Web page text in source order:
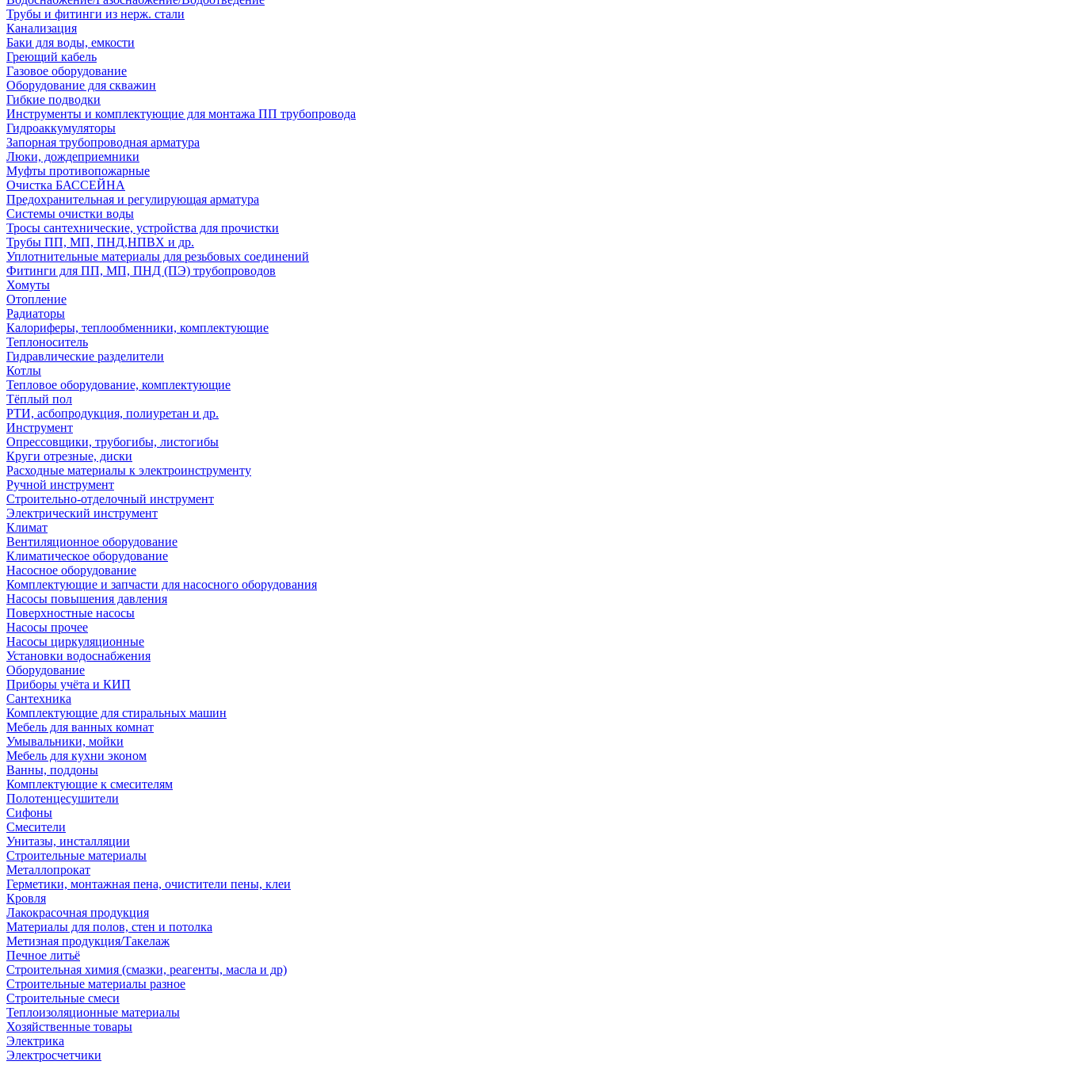
Трубы и фитинги из нерж. стали
Канализация
Баки для воды, емкости
Греющий кабель
Газовое оборудование
Оборудование для скважин
Гибкие подводки
Инструменты и комплектующие для монтажа ПП трубопровода
Гидроаккумуляторы
Запорная трубопроводная арматура
Люки, дождеприемники
Муфты противопожарные
Очистка БАССЕЙНА
Предохранительная и регулирующая арматура
Системы очистки воды
Тросы сантехнические, устройства для прочистки
Трубы ПП, МП, ПНД,НПВХ и др.
Уплотнительные материалы для резьбовых соединений
Фитинги для ПП, МП, ПНД (ПЭ) трубопроводов
Хомуты
Отопление
Радиаторы
Калориферы, теплообменники, комплектующие
Теплоноситель
Гидравлические разделители
Котлы
Тепловое оборудование, комплектующие
Тёплый пол
РТИ, асбопродукция, полиуретан и др.
Инструмент
Опрессовщики, трубогибы, листогибы
Круги отрезные, диски
Расходные материалы к электроинструменту
Ручной инструмент
Строительно-отделочный инструмент
Электрический инструмент
Климат
Вентиляционное оборудование
Климатическое оборудование
Насосное оборудование
Комплектующие и запчасти для насосного оборудования
Насосы повышения давления
Поверхностные насосы
Насосы прочее
Насосы циркуляционные
Установки водоснабжения
Оборудование
Приборы учёта и КИП
Сантехника
Комплектующие для стиральных машин
Мебель для ванных комнат
Умывальники, мойки
Мебель для кухни эконом
Ванны, поддоны
Комплектующие к смесителям
Полотенцесушители
Сифоны
Смесители
Унитазы, инсталляции
Строительные материалы
Металлопрокат
Герметики, монтажная пена, очистители пены, клеи
Кровля
Лакокрасочная продукция
Материалы для полов, стен и потолка
Метизная продукция/Такелаж
Печное литьё
Строительная химия (смазки, реагенты, масла и др)
Строительные материалы разное
Строительные смеси
Теплоизоляционные материалы
Хозяйственные товары
Электрика
Электросчетчики